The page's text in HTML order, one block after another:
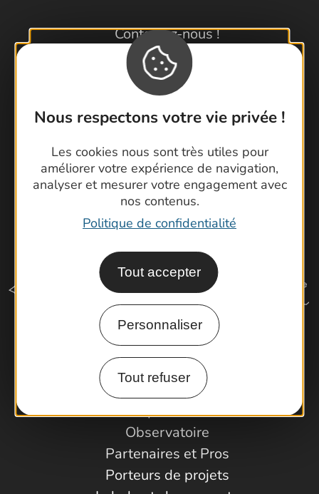
Nous respectons votre vie privée !
Les cookies nous sont très utiles pour
améliorer votre expérience de navigation,
analyser et mesurer votre engagement avec
nos contenus.
Politique de confidentialité
Tout accepter
Personnaliser
Tout refuser
Contactez-nous !
Foire aux questions
Brochures
Cartoguides et Topoguides
Latitude Gard
Comment venir ?
Espace Pro
Observatoire
Partenaires et Pros
Porteurs de projets